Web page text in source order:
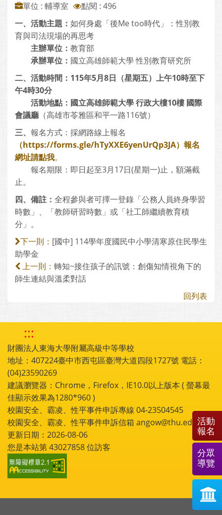
單位 : 輔導室
點閱 : 496
一、活動主題： 如何身處「後Me too時代」：性別教
育與司法現場的再思考
主辦單位： 教育部
承辦單位： 國立高雄師範大學 性別教育研究所
二、活動時間：115年5月8日（星期五）上午10時至下
午4時30分
活動地點：國立高雄師範大學 行政大樓10樓 國際
會議廳（高雄市苓雅區和平一路116號）
三、 報名方式：採網路線上報名
（https://forms.gle/hTyXXE6yenUrQp3JA）報名
網址請點我。
報名期限：即日起至3月17日(星期一)止，額滿截
止。
四、備註： 全程參與者可擇一登錄「公務人員終身學習
時數」、「教師研習時數」或「社工師繼續教育積
分」。
下一則： [國中] 114學年度國民中小學清寒原住民學生
助學金
上一則： 轉知~接住孩子的訊號：創傷知情視角下的
師生連結與溫柔對話
回列表
:::
財團法人東海大學附屬高級中等學校
地址：407224臺中市西屯區臺灣大道四段1727號 電話：
(04)23590269
建議瀏覽器：Chrome，Firefox，IE10.0以上版本 ( 螢幕最
佳顯示效果為1280*960 )
校園安全、霸凌、性平事件申訴專線 04-23504545
校園安全、霸凌、性平事件申訴信箱 angow@thu.edu.tw
更新日期：2026-08-06
您是本站第43027858位訪客
活動
報名
分眾
導覽